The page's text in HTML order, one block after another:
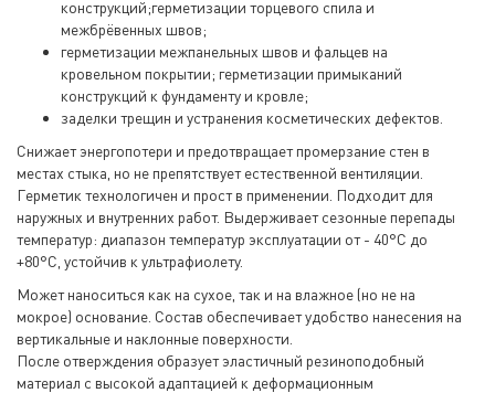
конструкций;герметизации торцевого спила и
межбрёвенных швов;
герметизации межпанельных швов и фальцев на
кровельном покрытии; герметизации примыканий
конструкций к фундаменту и кровле;
заделки трещин и устранения косметических дефектов.
Снижает энергопотери и предотвращает промерзание стен в
местах стыка, но не препятствует естественной вентиляции.
Герметик технологичен и прост в применении. Подходит для
наружных и внутренних работ. Выдерживает сезонные перепады
температур: диапазон температур эксплуатации от - 40°С до
+80°С, устойчив к ультрафиолету.
Может наноситься как на сухое, так и на влажное (но не на
мокрое) основание. Состав обеспечивает удобство нанесения на
вертикальные и наклонные поверхности.
После отверждения образует эластичный резиноподобный
материал с высокой адаптацией к деформационным